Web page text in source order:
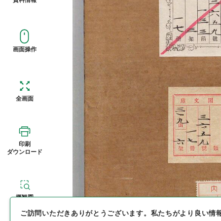
画面操作
全画面
印刷
ダウンロード
概観図
ご訪問いただきありがとうございます。 私たちがより良い情